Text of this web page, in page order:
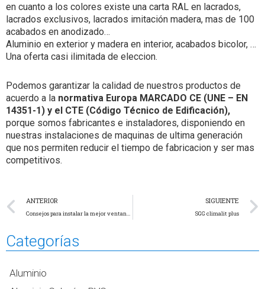
en cuanto a los colores existe una carta RAL en lacrados,
lacrados exclusivos, lacrados imitación madera, mas de 100
acabados en anodizado…
Aluminio en exterior y madera en interior, acabados bicolor, …
Una oferta casi ilimitada de eleccion.
Podemos garantizar la calidad de nuestros productos de
acuerdo a la normativa Europa MARCADO CE (UNE – EN
14351-1) y el CTE (Código Técnico de Edificación),
porque somos fabricantes e instaladores, disponiendo en
nuestras instalaciones de maquinas de ultima generación
que nos permiten reducir el tiempo de fabricacion y ser mas
competitivos.
ANTERIOR SIGUIENTE
SGG climalit plus
Categorías
Aluminio